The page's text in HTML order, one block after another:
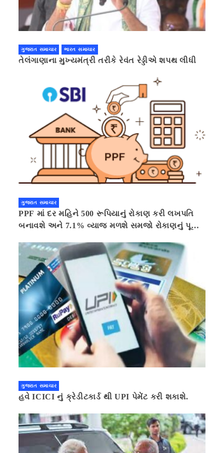
ગુજરાત સમાચાર ભારત સમાચાર
તેલંગાણાના મુખ્યમંત્રી તરીકે રેવંત રેડ્ડીએ શપથ લીધી
ગુજરાત સમાચાર
PPF માં દર મહિને 500 રૂપિયાનું રોકાણ કરી લખપતિ
બનાવશે અને 7.1% વ્યાજ મળશે સમજો રોકાણનું પૂરું
ગુજરાત સમાચાર
હવે ICICI નું ક્રેડીટકાર્ડ થી UPI પેમેંટ કરી શકાશે.